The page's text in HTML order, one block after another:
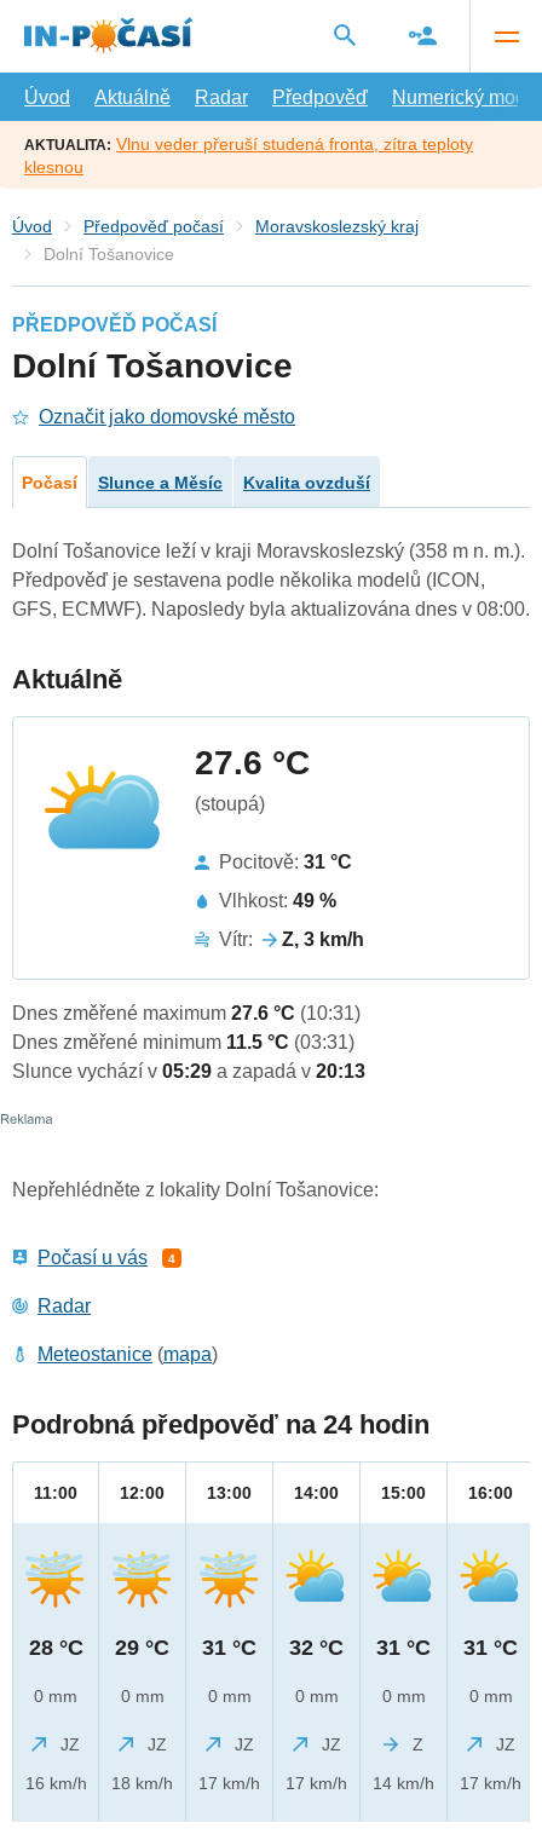
hlavní
Úvod
Aktuálně Radar Předpověď Numerický model
AKTUALITA: Vlnu veder přeruší studená fronta, zítra teploty
klesnou
Úvod Předpověď počasí
Moravskoslezský kraj
Dolní Tošanovice
PŘEDPOVĚĎ POČASÍ
Dolní Tošanovice
Označit jako domovské město
Počasí Slunce a Měsíc Kvalita ovzduší
Dolní Tošanovice leží v kraji Moravskoslezský (358 m n. m.).
Předpověď je sestavena podle několika modelů (ICON,
GFS, ECMWF). Naposledy byla aktualizována dnes v 08:00.
Aktuálně
27.6 °C
(stoupá)
Pocitově: 31 °C
Vlhkost: 49 %
Vítr:
Z, 3 km/h
Dnes změřené maximum 27.6 °C (10:31)
Dnes změřené minimum 11.5 °C (03:31)
Slunce vychází v 05:29 a zapadá v 20:13
Nepřehlédněte z lokality Dolní Tošanovice:
Počasí u vás 4
Radar
Meteostanice (mapa)
Podrobná předpověď na 24 hodin
11:00
28 °C
0 mm
JZ
16 km/h
12:00
29 °C
0 mm
JZ
18 km/h
13:00
31 °C
0 mm
JZ
17 km/h
14:00
32 °C
0 mm
JZ
17 km/h
15:00
31 °C
0 mm
Z
14 km/h
16:00
31 °C
0 mm
JZ
17 km/h